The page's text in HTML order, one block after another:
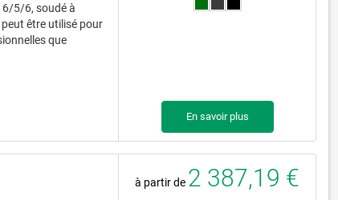
6/5/6, soudé à
être utilisé pour
que
En savoir plus
à partir de 2 387,19 €